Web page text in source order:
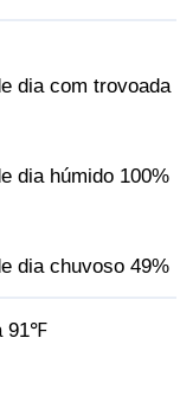
dia com trovoada
dia húmido 100%
dia chuvoso 49%
91℉